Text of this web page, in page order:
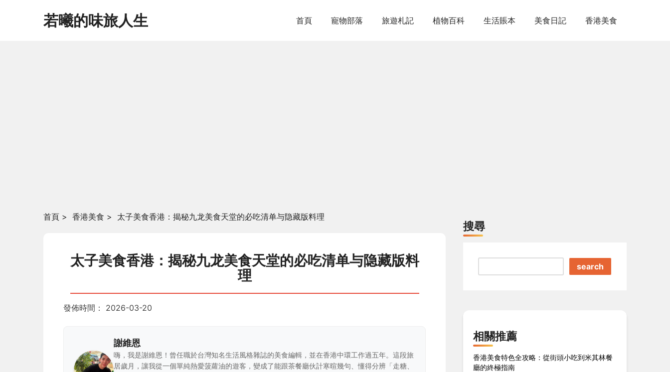
若曦的味旅人生 首頁 寵物部落 旅遊札記 植物百科 生活賬本 美食日記 香港美食
首頁 > 香港美食 > 太子美食香港：揭秘九龙美食天堂的必吃清单与隐藏版料理
太子美食香港：揭秘九龙美食天堂的必吃清单与隐藏版料
理
發佈時間： 2026-03-20
謝維恩
嗨，我是謝維恩！曾任職於台灣知名生活風格雜誌的美食編輯，並在香港中環工作過五年。這段旅
居歲月，讓我從一個單純熱愛菠蘿油的遊客，變成了能跟茶餐廳伙計寒暄幾句、懂得分辨「走糖、
搜尋
search
相關推薦
香港美食特色全攻略：從街頭小吃到米其林餐
廳的終極指南